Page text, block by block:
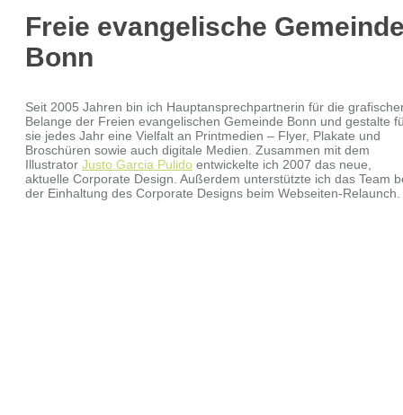
Freie evangelische
Bonn
Seit 2005 Jahren bin ich Hauptansprechpartnerin für die
Belange der Freien evangelischen Gemeinde Bonn und gestalte
sie jedes Jahr eine Vielfalt an Printmedien – Flyer, Plakate und
Broschüren sowie auch digitale Medien. Zusammen mit dem
Illustrator Justo Garcia Pulido entwickelte ich 2007 das neue,
aktuelle Corporate Design. Außerdem unterstützte ich das Team
der Einhaltung des Corporate Designs beim Webseiten-Relaunch.